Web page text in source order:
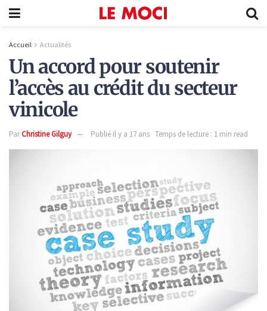
Accueil Actualités
Un accord pour soutenir
l’accès au crédit du secteur
vinicole
ParChristine Gilguy Publié il y a 17 ans Temps de lecture : 1 min read